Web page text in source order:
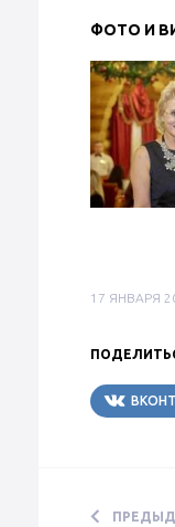
ФОТО И
17 ЯНВАРЯ